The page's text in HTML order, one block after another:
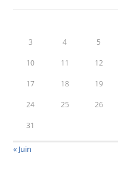
3 4 5
10 11 12
17 18 19
24 25 26
31
« Juin